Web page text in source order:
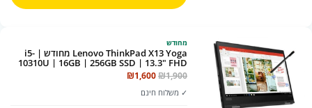
מחודש
Lenovo ThinkPad X13 Yoga מחודש | i5-
10310U | 16GB | 256GB SSD | 13.3" FHD
חודשים
₪1,900
המחיר
היה:
₪1,600
✓ משלוח חינם